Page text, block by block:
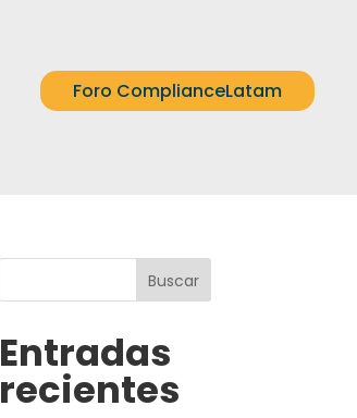
Foro ComplianceLatam
Buscar
Entradas
recientes